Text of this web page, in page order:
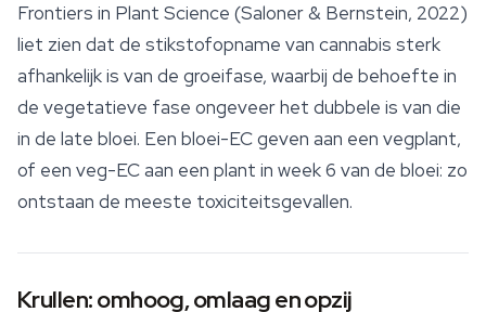
Frontiers in Plant Science (Saloner & Bernstein, 2022)
liet zien dat de stikstofopname van cannabis sterk
afhankelijk is van de groeifase, waarbij de behoefte in
de vegetatieve fase ongeveer het dubbele is van die
in de late bloei. Een bloei-EC geven aan een vegplant,
of een veg-EC aan een plant in week 6 van de bloei: zo
ontstaan de meeste toxiciteitsgevallen.
Krullen: omhoog, omlaag en opzij